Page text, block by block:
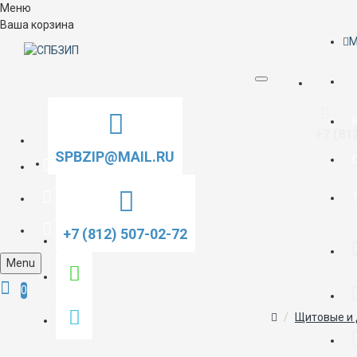
Меню
Ваша корзина
SPBZIP@MAIL.RU
+7 (812) 507-02-72
Menu
0
Щитовые